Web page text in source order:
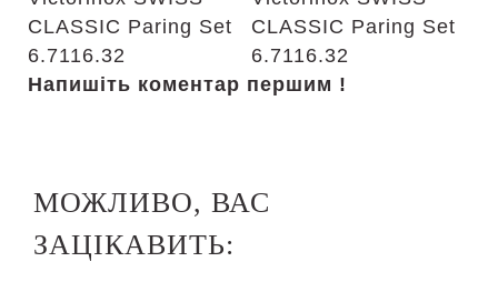
Напишіть коментар першим !
МОЖЛИВО, ВАС
ЗАЦІКАВИТЬ: